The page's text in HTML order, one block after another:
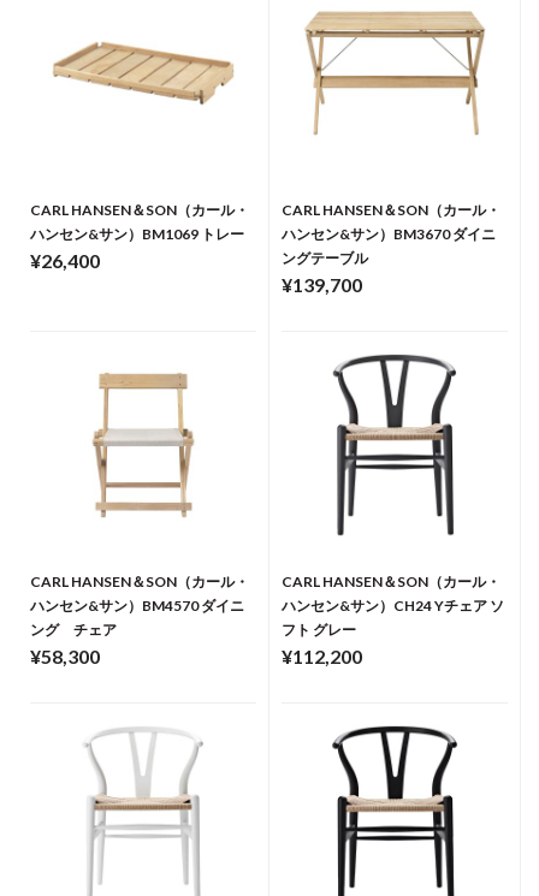
CARL HANSEN＆SON（カール・
ハンセン&サン）BM1069 トレー
¥26,400
CARL HANSEN＆SON（カール・
ハンセン&サン）BM3670 ダイニ
ングテーブル
¥139,700
CARL HANSEN＆SON（カール・
ハンセン&サン）BM4570 ダイニ
ング チェア
¥58,300
CARL HANSEN＆SON（カール・
ハンセン&サン）CH24 Yチェア ソ
フト グレー
¥112,200